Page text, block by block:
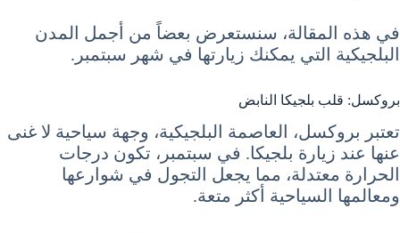
في هذه المقالة، سنستعرض بعضاً من أجمل المدن
البلجيكية التي يمكنك زيارتها في شهر سبتمبر.
بروكسل: قلب بلجيكا النابض
تعتبر بروكسل، العاصمة البلجيكية، وجهة سياحية لا غنى
عنها عند زيارة بلجيكا. في سبتمبر، تكون درجات
الحرارة معتدلة، مما يجعل التجول في شوارعها
ومعالمها السياحية أكثر متعة.